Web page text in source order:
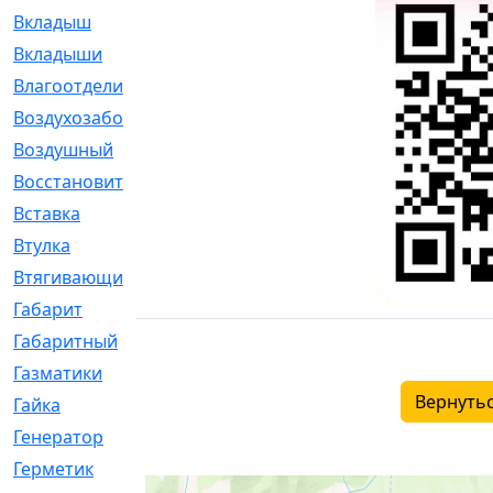
Вкладыш
Вкладыши
Влагоотделитель
Воздухозаборник
Воздушный
Восстановительный
Вставка
Втулка
Втягивающий
Габарит
Габаритный
Газматики
Гайка
Генератор
Герметик
[15]